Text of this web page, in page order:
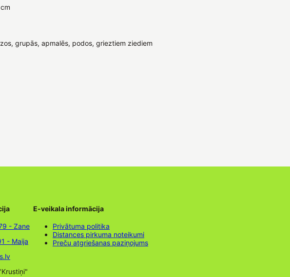
grupās, apmalēs, podos, grieztiem ziediem
- Zane
- Maija
E-veikala informācija
Privātuma politika
Distances pirkuma noteikumi
Preču atgriešanas paziņojums